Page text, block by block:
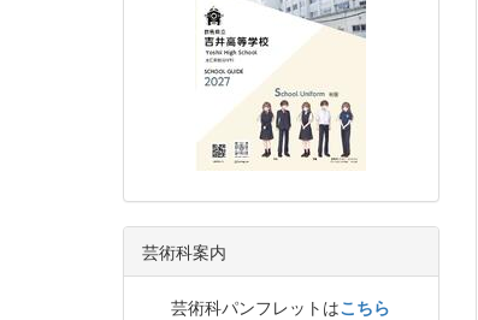
芸術科案内
芸術科パンフレットはこちら